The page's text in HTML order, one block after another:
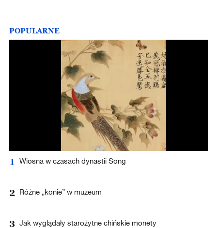
POPULARNE
1 Wiosna w czasach dynastii Song
2 Różne „konie” w muzeum
3 Jak wyglądały starożytne chińskie monety